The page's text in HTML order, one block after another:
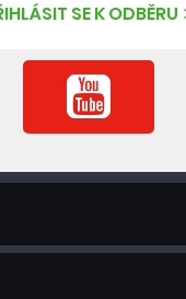
SE K ODBĚRU